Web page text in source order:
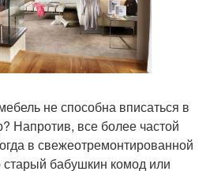
не способна вписаться в
Напротив, все более частой
в свежеотремонтированной
старый бабушкин комод или